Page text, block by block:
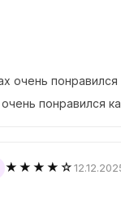
очень понравился
понравился
★★★★☆